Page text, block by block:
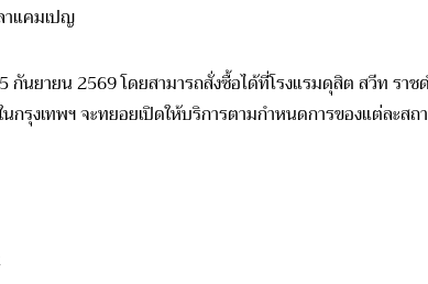
าแคมเปญ
กันยายน2569โดยสามารถสั่งซื้อได้ที่โรงแรมดุสิต สวีท ราช
งเทพฯ จะทยอยเปิดให้บริการตามกำหนดการของแต่ละสถ